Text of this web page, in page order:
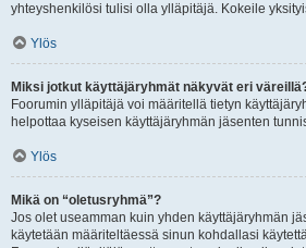
yhteyshenkilösi tulisi olla ylläpitäjä. Kokeile
Ylös
Miksi jotkut käyttäjäryhmät näkyvät eri
Foorumin ylläpitäjä voi määritellä tietyn
helpottaa kyseisen käyttäjäryhmän jäsenten
Ylös
Mikä on “oletusryhmä”?
Jos olet useamman kuin yhden käyttäjäryhmän
käytetään määriteltäessä sinun kohdallasi